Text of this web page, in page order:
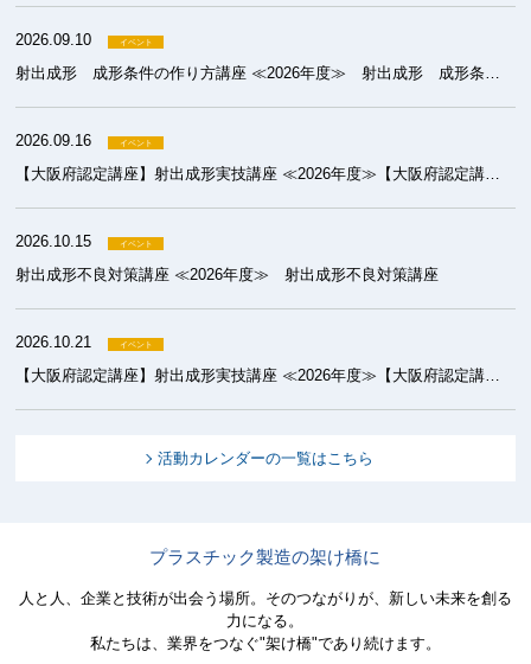
2026.09.10
射出成形 成形条件の作り方講座 ≪2026年度≫ 射出成形 成形条件の作り方講座
2026.09.16
【大阪府認定講座】射出成形実技講座 ≪2026年度≫【大阪府認定講座】射出成形実技講座 基礎コース
2026.10.15
射出成形不良対策講座 ≪2026年度≫ 射出成形不良対策講座
2026.10.21
【大阪府認定講座】射出成形実技講座 ≪2026年度≫【大阪府認定講座】射出成形実技講座 初級コース
活動カレンダーの一覧はこちら
プラスチック製造の架け橋に
人と人、企業と技術が出会う場所。そのつながりが、新しい未来を創る
力になる。
私たちは、業界をつなぐ"架け橋"であり続けます。